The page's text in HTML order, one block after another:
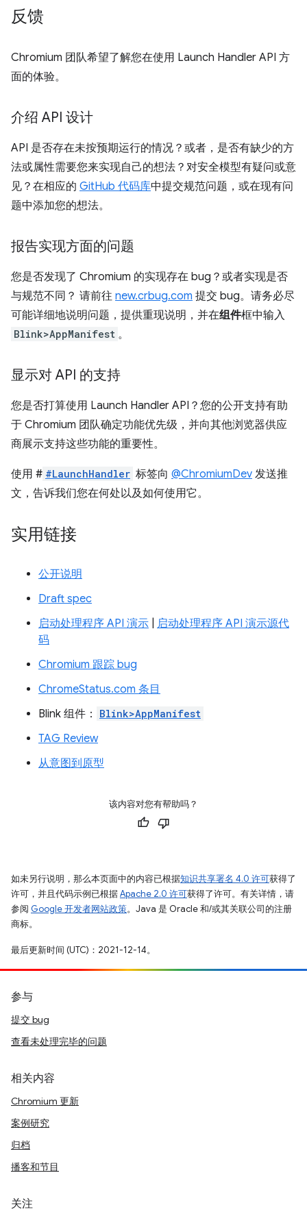
反馈
Chromium 团队希望了解您在使用 Launch Handler API 方
面的体验。
介绍 API 设计
API 是否存在未按预期运行的情况？或者，是否有缺少的方
法或属性需要您来实现自己的想法？对安全模型有疑问或意
见？在相应的 GitHub 代码库中提交规范问题，或在现有问
题中添加您的想法。
报告实现方面的问题
您是否发现了 Chromium 的实现存在 bug？或者实现是否
与规范不同？ 请前往 new.crbug.com 提交 bug。请务必尽
可能详细地说明问题，提供重现说明，并在组件框中输入
Blink>AppManifest 。
显示对 API 的支持
您是否打算使用 Launch Handler API？您的公开支持有助
于 Chromium 团队确定功能优先级，并向其他浏览器供应
商展示支持这些功能的重要性。
使用 # #LaunchHandler 标签向 @ChromiumDev 发送推
文，告诉我们您在何处以及如何使用它。
实用链接
公开说明
Draft spec
启动处理程序 API 演示
启动处理程序 API 演示源代
码
Chromium 跟踪 bug
ChromeStatus.com 条目
Blink 组件：
Blink>AppManifest
TAG Review
从意图到原型
该内容对您有帮助吗？
如未另行说明，那么本页面中的内容已根据知识共享署名 4.0 许可获得了
许可，并且代码示例已根据Apache 2.0 许可获得了许可。有关详情，请
参阅 Google 开发者网站政策。Java 是 Oracle 和/或其关联公司的注册
商标。
最后更新时间 (UTC)：2021-12-14。
参与
提交 bug
查看未处理完毕的问题
相关内容
Chromium 更新
案例研究
归档
播客和节目
关注